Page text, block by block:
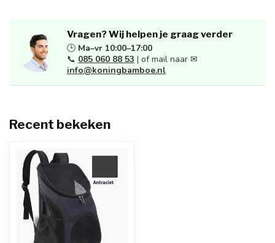
Vragen? Wij helpen je graag verder
🕒 Ma–vr 10:00–17:00
📞 085 060 88 53 | of mail naar ✉
info@koningbamboe.nl
Recent bekeken